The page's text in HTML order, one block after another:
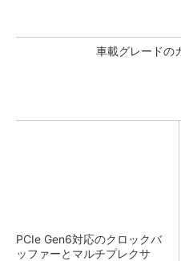
車載グレードの
PCIe Gen6対応のクロックバ
ッファーとマルチプレクサ